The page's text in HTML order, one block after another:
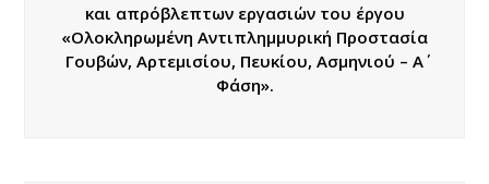
και απρόβλεπτων εργασιών του έργου
«Ολοκληρωμένη Αντιπλημμυρική Προστασία
Γουβών, Αρτεμισίου, Πευκίου, Ασμηνιού – Α΄
Φάση».